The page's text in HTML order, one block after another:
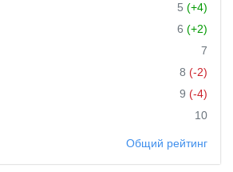
5 (+4)
6 (+2)
7
8 (-2)
9 (-4)
10
Общий рейтинг